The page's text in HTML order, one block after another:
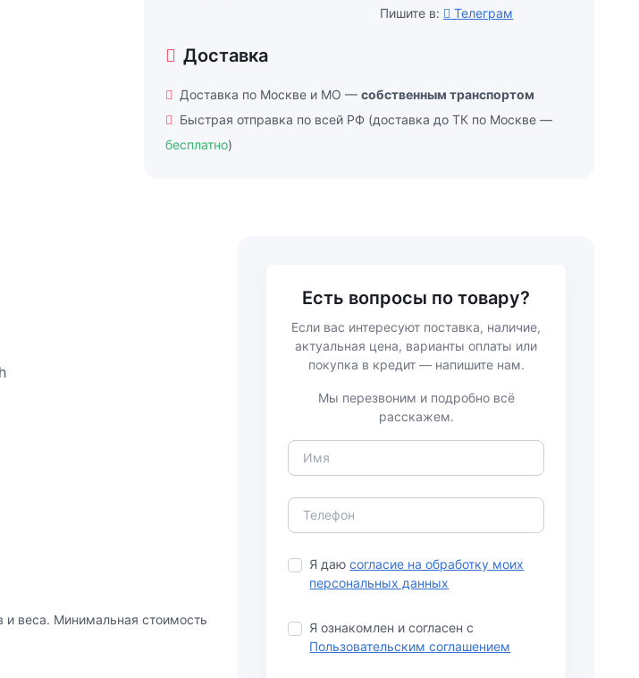
Пишите в:
Телеграм
Доставка
Доставка по Москве и МО — собственным транспортом
Быстрая отправка по всей РФ (доставка до ТК по Москве —
бесплатно)
и веса. Минимальная стоимость
Есть вопросы по товару?
Если вас интересуют поставка, наличие,
актуальная цена, варианты оплаты или
покупка в кредит — напишите нам.
Мы перезвоним и подробно всё
расскажем.
Я даюсогласие на обработку моих
персональных данных
Я ознакомлен и согласен с
Пользовательским соглашением